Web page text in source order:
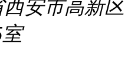
安市高新区